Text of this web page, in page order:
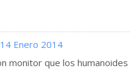
Enero 2014
monitor que los humanoides